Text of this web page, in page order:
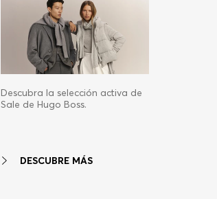
Descubra la selección activa de
Sale de Hugo Boss.
DESCUBRE MÁS